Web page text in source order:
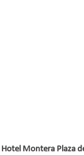
Hotel Montera Plaza